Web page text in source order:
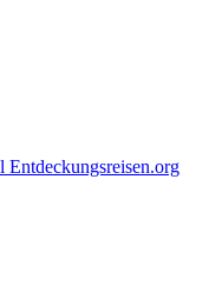
Entdeckungsreisen.org